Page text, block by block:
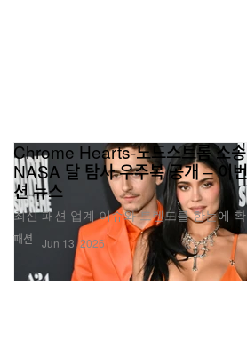
패션
Chrome Hearts-노드스트롬 소
NASA 달 탐사 우주복 공개 – 이
션 뉴스
최신 패션 업계 이슈와 트렌드를 한눈에
Jun 13, 2026